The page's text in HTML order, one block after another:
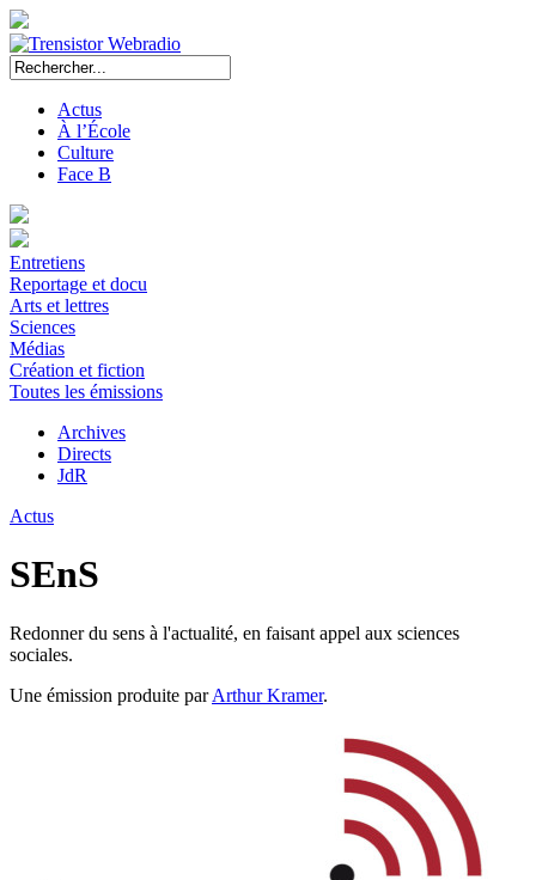
Actus
À l’École
Culture
Face B
Entretiens
Reportage et docu
Arts et lettres
Sciences
Médias
Création et fiction
Toutes les émissions
Archives
Directs
JdR
Actus
SEnS
Redonner du sens à l'actualité, en faisant appel aux sciences
sociales.
Une émission produite parArthur Kramer.